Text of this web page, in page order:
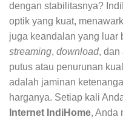
dengan stabilitasnya?
optik yang kuat,
juga keandalan yang luar
streaming, download, dan
putus atau penurunan
adalah jaminan
harganya. Setiap kali
Internet IndiHome, Anda